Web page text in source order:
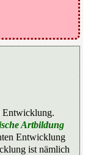
Entwicklung.
Artbildung
Entwicklung
ist nämlich